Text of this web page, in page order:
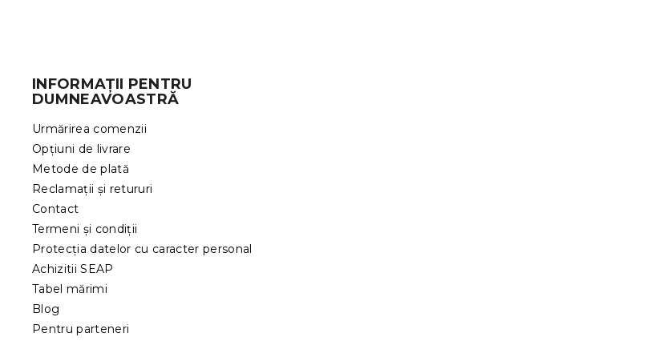
INFORMAȚII PENTRU
DUMNEAVOASTRĂ
Urmărirea comenzii
Opțiuni de livrare
Metode de plată
Reclamații și retururi
Contact
Termeni și condiții
Protecția datelor cu caracter personal
Achizitii SEAP
Tabel mărimi
Blog
Pentru parteneri